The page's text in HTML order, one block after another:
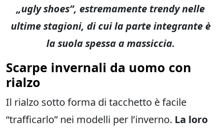
„ugly shoes”, estremamente trendy nelle
ultime stagioni, di cui la parte integrante è
la suola spessa a massiccia.
Scarpe invernali da uomo con
rialzo
Il rialzo sotto forma di tacchetto è facile
“trafficarlo” nei modelli per l’inverno. La loro